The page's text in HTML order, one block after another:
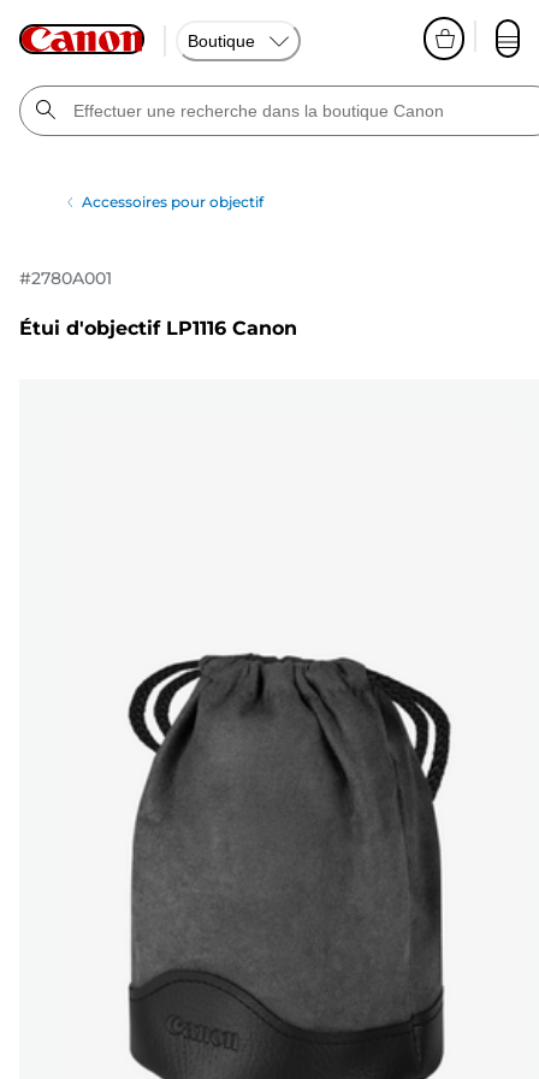
Boutique
Accessoires pour objectif
#2780A001
Étui d'objectif LP1116 Canon